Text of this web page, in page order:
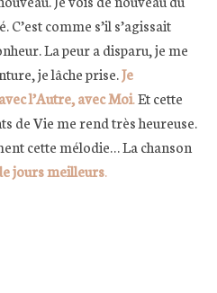
comme s’il s’agissait
La peur a disparu, je me
je lâche prise.Je
l’Autre, avec Moi.Et cette
de Vie me rend très heureuse.
cette mélodie… La chanson
jours meilleurs.